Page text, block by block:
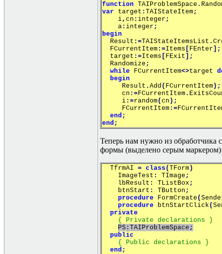
function TAIProblemSpace .
var
target : TAIStateItem;
i, cn : integer ;
a : integer ;
begin
Result :=TAIStateItemsList .
FCurrentItem :=Items [ FEnter ];
target :=Items [ FExit ];
Randomize ;
while FCurrentItem<>target
begin
Result . Add ( FCurrentItem);
cn :=FCurrentItem .
i :=random( cn );
FCurrentItem :=
end ;
end ;
Теперь нам нужно из обработчика
формы (выделено серым
TfrmAI = class ( TForm)
ImageTest : TImage ;
lbResult : TListBox ;
btnStart : TButton ;
procedure FormCreate (
procedure btnStartClick (
private
{ Private declarations }
PS : TAIProblemSpace ;
public
{ Public declarations }
end ;